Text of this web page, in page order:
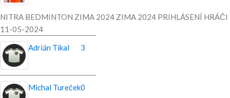
NITRA BEDMINTON ZIMA 2024 ZIMA 2024 PRIHLÁSENÍ HRÁČI
11-05-2024
Adrián Tikal
3
Michal Tureček0